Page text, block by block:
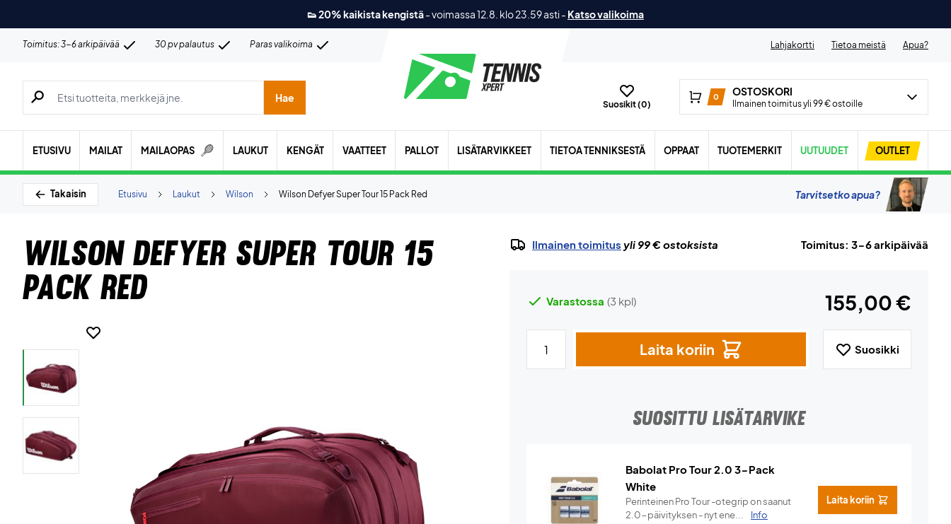
👟 20% kaikista kengistä-voimassa 12.8. klo 23.59 asti- Katso valikoima
Toimitus: 3-6 arkipäivää 30 pv palautus Paras valikoima Lahjakortti Tietoa meistä Apua?
Hae tuotteita, merkkejä jne.
Hae
Suosikit (0)
0 OSTOSKORI
Ilmainen toimitus yli 99 € ostoille
ETUSIVU MAILAT MAILAOPAS LAUKUT KENGÄT VAATTEET PALLOT LISÄTARVIKKEET TIETOA TENNIKSESTÄ OPPAAT TUOTEMERKIT UUTUUDET OUTLET
Takaisin Wilson Defyer Super Tour 15 Pack Red
Wilson
Laukut
Etusivu Tarvitsetko apua?
Wilson Defyer Super Tour 15
Pack Red
Ilmainen toimitus yli 99 € ostoksista Toimitus: 3-6 arkipäivää
Varastossa (3 kpl) 155,00 €
Laita koriin Suosikki
SUOSITTU LISÄTARVIKE
Babolat Pro Tour 2.0 3-Pack
White
Perinteinen Pro Tour -otegrip on saanut
2.0-päivityksen - nyt ene...
Info
Laita koriin